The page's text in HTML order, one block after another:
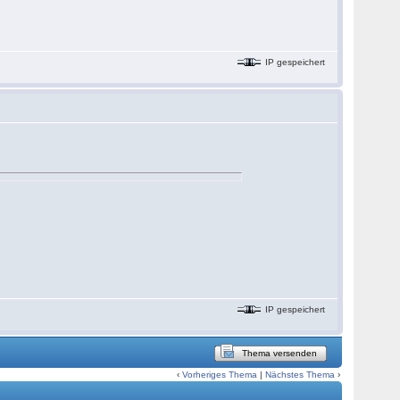
IP gespeichert
IP gespeichert
Thema versenden
‹Vorheriges Thema |Nächstes Thema ›